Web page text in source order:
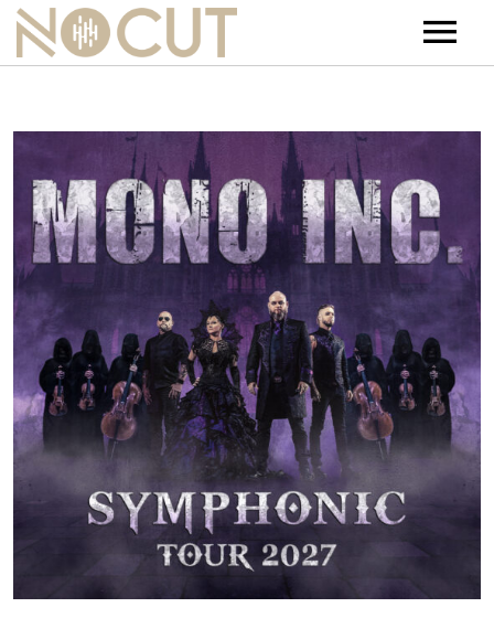
Artists – Filters
Releases
Events
News
Team
Contact
Jobs
Tickets & Merch
Spotify